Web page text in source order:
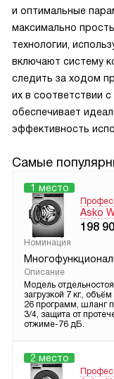
и оптимальные
максимально
технологии,
включают систему
следить за ходом
их в соответствии
обеспечивает
эффективность
Самые
1 место
Asko
198
Номинация
Описание
Модель
загрузкой 7 кг.,
26 программ, шланг
3/4, защита от
отжиме-76 дБ.
2 место